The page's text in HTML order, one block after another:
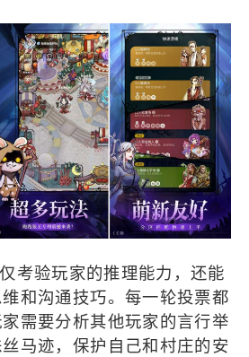
验玩家的推理能力，还能
和沟通技巧。每一轮投票都
需要分析其他玩家的言行举
马迹，保护自己和村庄的安